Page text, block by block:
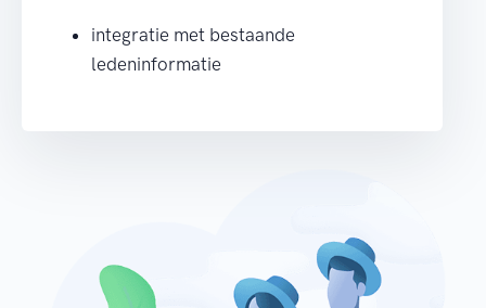
integratie met bestaande
ledeninformatie